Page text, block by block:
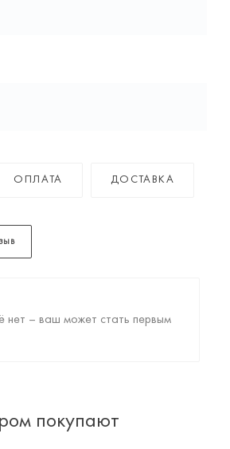
ОПЛАТА ДОСТАВКА
нет – ваш может стать первым
покупают